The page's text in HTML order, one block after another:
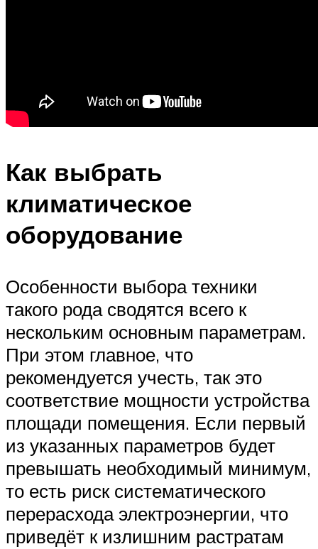
Как выбрать
климатическое
оборудование
Особенности выбора техники
такого рода сводятся всего к
нескольким основным параметрам.
При этом главное, что
рекомендуется учесть, так это
соответствие мощности устройства
площади помещения. Если первый
из указанных параметров будет
превышать необходимый минимум,
то есть риск систематического
перерасхода электроэнергии, что
приведёт к излишним растратам